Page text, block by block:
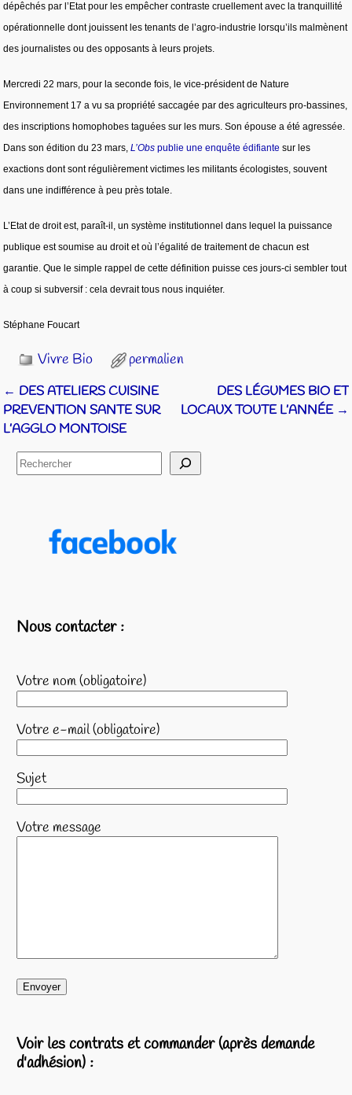
dépêchés par l’Etat pour les empêcher contraste cruellement avec la tranquillité
opérationnelle dont jouissent les tenants de l’agro-industrie lorsqu’ils malmènent
des journalistes ou des opposants à leurs projets.
Mercredi 22 mars, pour la seconde fois, le vice-président de Nature
Environnement 17 a vu sa propriété saccagée par des agriculteurs pro-bassines,
des inscriptions homophobes taguées sur les murs. Son épouse a été agressée.
Dans son édition du 23 mars, L’Obs publie une enquête édifiante sur les
exactions dont sont régulièrement victimes les militants écologistes, souvent
dans une indifférence à peu près totale.
L’Etat de droit est, paraît-il, un système institutionnel dans lequel la puissance
publique est soumise au droit et où l’égalité de traitement de chacun est
garantie. Que le simple rappel de cette définition puisse ces jours-ci sembler tout
à coup si subversif : cela devrait tous nous inquiéter.
Stéphane Foucart
Vivre Bio permalien
Navigation des articles
← DES ATELIERS CUISINE
PREVENTION SANTE SUR
L’AGGLO MONTOISE
DES LÉGUMES BIO ET
LOCAUX TOUTE L’ANNÉE →
Nous contacter :
Votre nom (obligatoire)
Votre e-mail (obligatoire)
Sujet
Votre message
Voir les contrats et commander (après demande
d'adhésion) :